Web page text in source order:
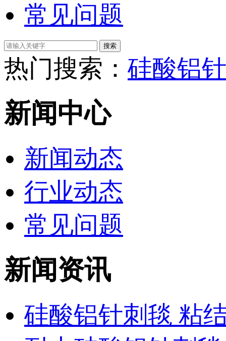
常见问题
热门搜索： 硅酸铝
新闻中心
新闻动态
行业动态
常见问题
新闻资讯
硅酸铝针刺毯 粘